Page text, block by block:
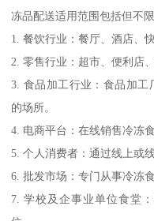
冻品配送适用范围包括但不
1. 餐饮行业：餐厅、酒店、
2. 零售行业：超市、便利店
3. 食品加工行业：食品加
的场所。
4. 电商平台：在线销售冷冻
5. 个人消费者：通过线上或
6. 批发市场：专门从事冷冻
7. 学校及企事业单位食堂